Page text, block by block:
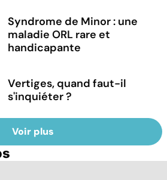
Syndrome de Minor : une
maladie ORL rare et
handicapante
Vertiges, quand faut-il
s'inquiéter ?
Voir plus